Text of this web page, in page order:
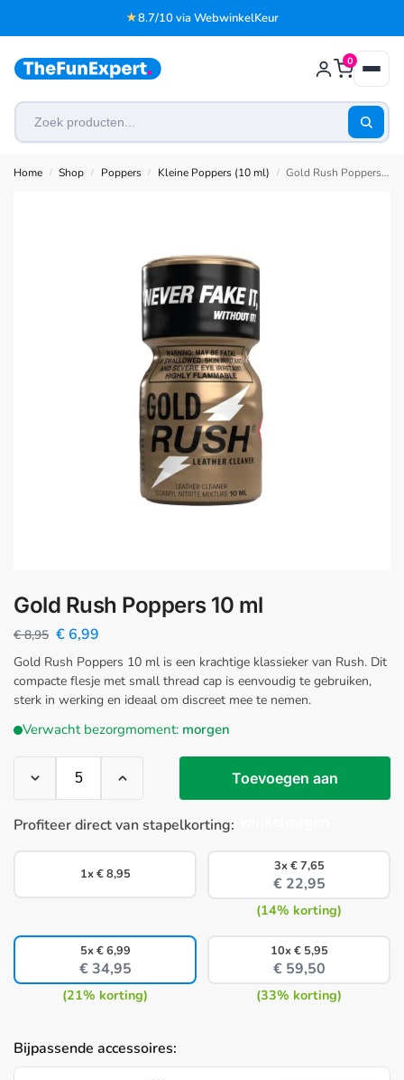
★8.7/10 via WebwinkelKeur
0
Home / Shop / Poppers / Kleine Poppers (10 ml) / Gold Rush Poppers 10 ml
Gold Rush Poppers 10 ml
€8,95 € 6,99
Gold Rush Poppers 10 ml is een krachtige klassieker van Rush. Dit
compacte flesje met small thread cap is eenvoudig te gebruiken,
sterk in werking en ideaal om discreet mee te nemen.
Verwacht bezorgmoment: morgen
Toevoegen aan
Profiteer direct van stapelkorting:
1x€8,95
3x€7,65
€22,95
(14% korting)
5x€6,99
€34,95
(21% korting)
10x€5,95
€59,50
(33% korting)
Bijpassende accessoires: